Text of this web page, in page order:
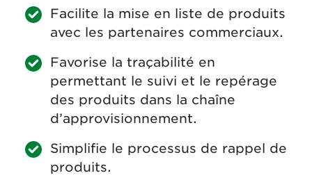
Facilite la mise en liste de produits
avec les partenaires commerciaux.
Favorise la traçabilité en
permettant le suivi et le repérage
des produits dans la chaîne
d’approvisionnement.
Simplifie le processus de rappel de
produits.